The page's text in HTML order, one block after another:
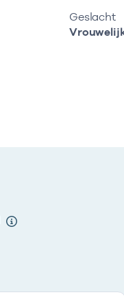
Geslacht